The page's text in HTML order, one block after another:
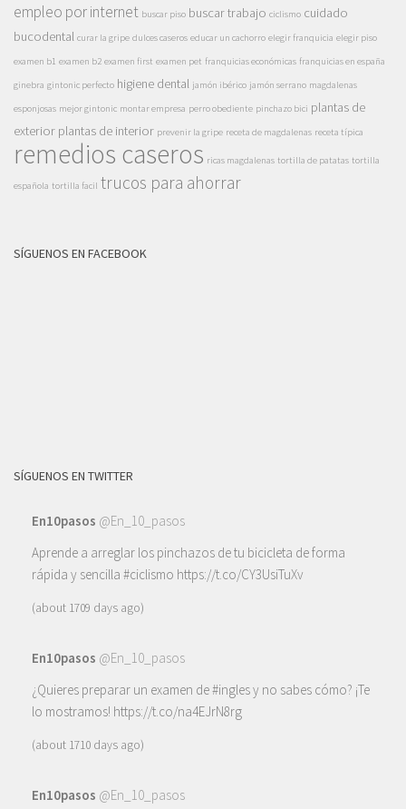
empleo por internet buscar piso buscar trabajo ciclismo cuidado
bucodental curar la gripe dulces caseros educar un cachorro elegir franquicia elegir piso
examen b1 examen b2 examen first examen pet franquicias económicas franquicias en españa
ginebra gintonic perfecto higiene dental jamón ibérico jamón serrano magdalenas
esponjosas mejor gintonic montar empresa perro obediente pinchazo bici plantas de
exterior plantas de interior prevenir la gripe receta de magdalenas receta típica
remedios caseros ricas magdalenas tortilla de patatas tortilla
española tortilla facil trucos para ahorrar
SÍGUENOS EN FACEBOOK
SÍGUENOS EN TWITTER
En10pasos @En_10_pasos
Aprende a arreglar los pinchazos de tu bicicleta de forma
rápida y sencilla #ciclismo https://t.co/CY3UsiTuXv
(about 1709 days ago)
En10pasos @En_10_pasos
¿Quieres preparar un examen de#inglesy no sabes cómo? ¡Te
lo mostramos! https://t.co/na4EJrN8rg
(about 1710 days ago)
En10pasos @En_10_pasos